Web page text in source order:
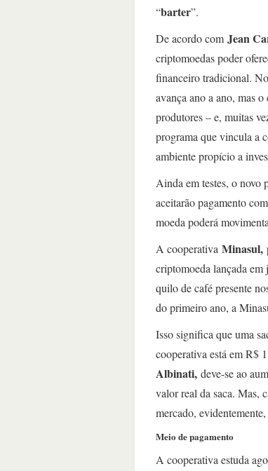
“barter”.
De acordo com Jean
criptomoedas poder
financeiro tradicional.
avança ano a ano, mas
produtores – e, muitas
programa que vincula a
ambiente propício a
Ainda em testes, o novo
aceitarão pagamento
moeda poderá
A cooperativa Minasul,
criptomoeda lançada
quilo de café presente
do primeiro ano, a
Isso significa que uma
cooperativa está em R$
Albinati, deve-se ao
valor real da saca. Mas,
mercado,
Meio de pagamento
A cooperativa estuda